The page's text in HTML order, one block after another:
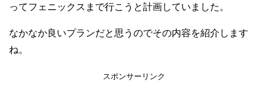
ってフェニックスまで行こうと計画していました。
なかなか良いプランだと思うのでその内容を紹介します
ね。
スポンサーリンク